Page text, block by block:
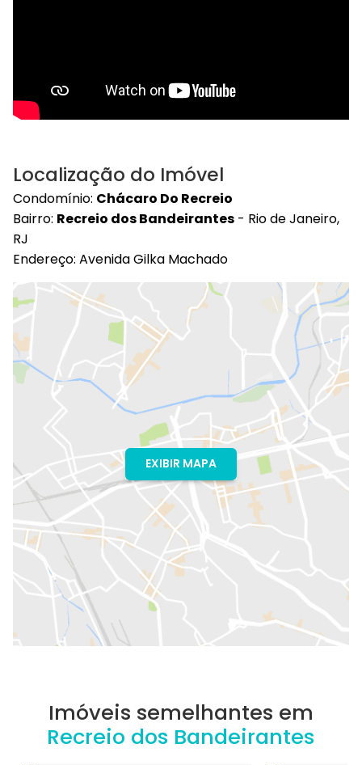
Localização do Imóvel
Condomínio: Chácaro Do Recreio
Bairro: Recreio dos Bandeirantes - Rio de Janeiro,
RJ
Endereço: Avenida Gilka Machado
EXIBIR MAPA
Imóveis semelhantes em
Recreio dos Bandeirantes